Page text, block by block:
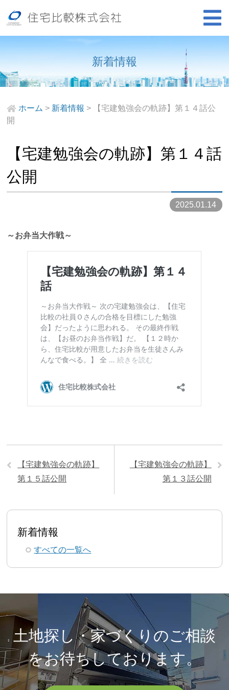
新着情報
ホーム > 新着情報 >
【宅建勉強会の軌跡】第１４話公
開
【宅建勉強会の軌跡】第１４話
公開
2025.01.14
～お弁当大作戦～
【宅建勉強会の軌跡】
第１５話公開
【宅建勉強会の軌跡】
第１３話公開
新着情報
すべての一覧へ
土地探し・家づくりのご相談
をお待ちしております。